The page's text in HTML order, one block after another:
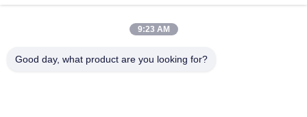
25Gbps BIDI 40KM 1270/1310nm 40KM APD LC DOM ट्रांससीवर
9:23 AM
Good day, what product are you looking for?